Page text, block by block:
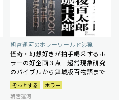
朝宮運河のホラーワールド渉猟
怪奇・幻想好きが拍手喝采するホ
ラーの好企画３点 超常現象研究
のバイブルから舞城版百物語まで
ぞっとする
ホラー
朝宮運河